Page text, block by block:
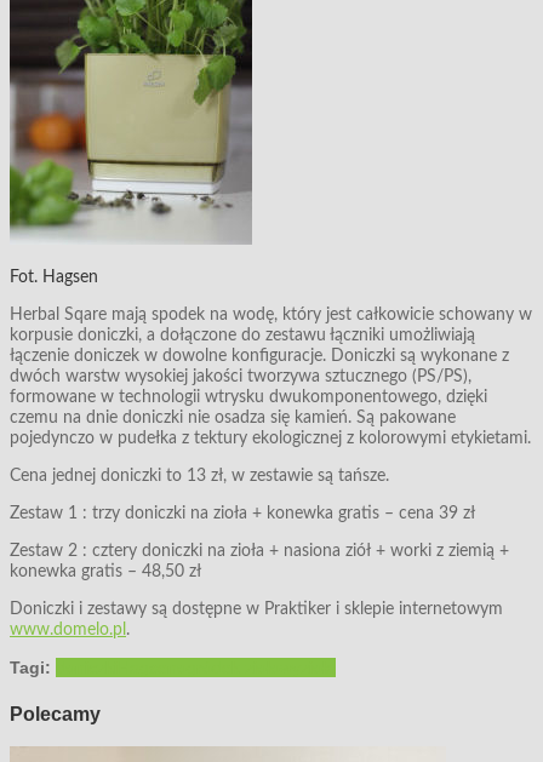
Fot. Hagsen
Herbal Sqare mają spodek na wodę, który jest całkowicie schowany w
korpusie doniczki, a dołączone do zestawu łączniki umożliwiają
łączenie doniczek w dowolne konfiguracje. Doniczki są wykonane z
dwóch warstw wysokiej jakości tworzywa sztucznego (PS/PS),
formowane w technologii wtrysku dwukomponentowego, dzięki
czemu na dnie doniczki nie osadza się kamień. Są pakowane
pojedynczo w pudełka z tektury ekologicznej z kolorowymi etykietami.
Cena jednej doniczki to 13 zł, w zestawie są tańsze.
Zestaw 1 : trzy doniczki na zioła + konewka gratis – cena 39 zł
Zestaw 2 : cztery doniczki na zioła + nasiona ziół + worki z ziemią +
konewka gratis – 48,50 zł
Doniczki i zestawy są dostępne w Praktiker i sklepie internetowym
www.domelo.pl .
Tagi:
Polecamy